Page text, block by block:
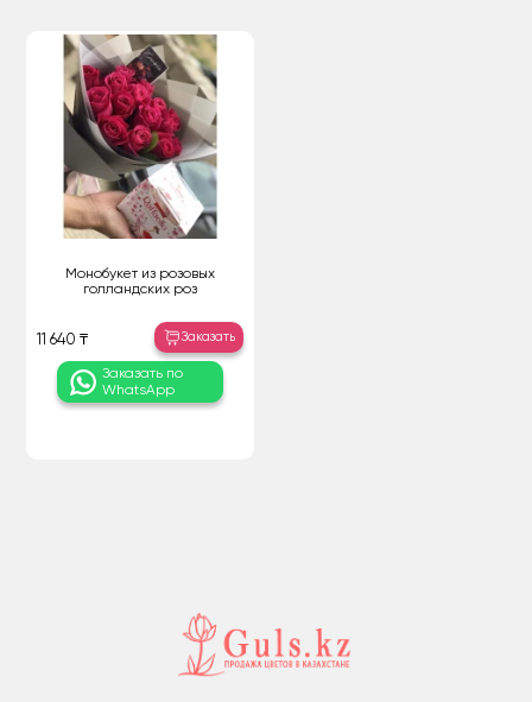
Монобукет из розовых
голландских роз
11 640 ₸ Заказать
Заказать по
WhatsApp